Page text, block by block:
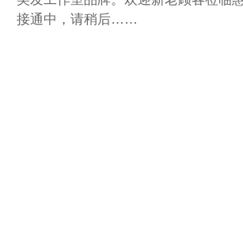
接通中，请稍后……